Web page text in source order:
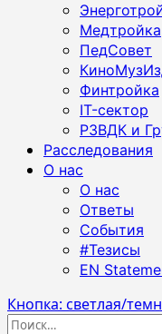
Медтройка
ПедСовет
Финтройка
IT-сектор
РЗВДК и
Расследования
О нас
О нас
Ответы
События
#Тезисы
EN
Кнопка: светлая/
Найти: